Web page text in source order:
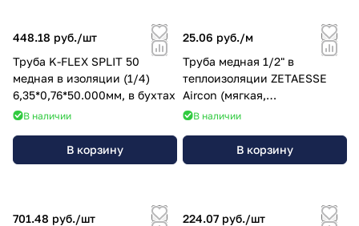
448.18 руб./шт
Труба K-FLEX SPLIT 50
медная в изоляции (1/4)
6,35*0,76*50.000мм, в бухтах
В наличии
В корзину
25.06 руб./м
Труба медная 1/2" в
теплоизоляции ZETAESSE
Aircon (мягкая,
25.000х0,70мм) 12,7мм
В наличии
В корзину
701.48 руб./шт
224.07 руб./шт